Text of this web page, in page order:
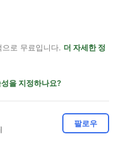
로 무료입니다. 더 자세한 정
을 지정하나요?
팔로우